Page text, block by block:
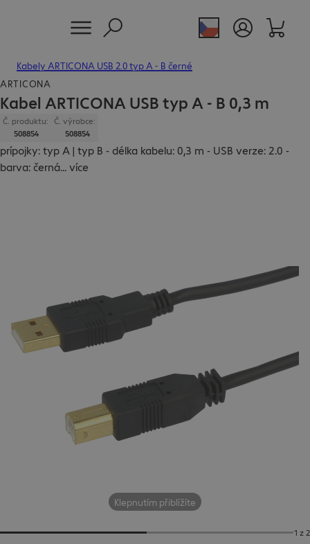
Kabely ARTICONA USB 2.0 typ A - B černé
Klepnutím přiblížíte
1 z 2
ARTICONA
Kabel ARTICONA USB typ A - B 0,3 m
Č. produktu:
508854
Č. výrobce:
508854
prípojky: typ A | typ B - délka kabelu: 0,3 m - USB verze: 2.0 -
barva: černá...více